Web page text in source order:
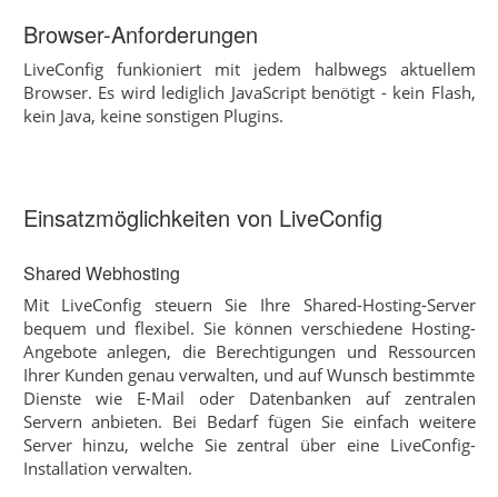
Browser-Anforderungen
LiveConfig funkioniert mit jedem halbwegs aktuellem
Browser. Es wird lediglich JavaScript benötigt - kein Flash,
kein Java, keine sonstigen Plugins.
Einsatzmöglichkeiten von LiveConfig
Shared Webhosting
Mit LiveConfig steuern Sie Ihre Shared-Hosting-Server
bequem und flexibel. Sie können verschiedene Hosting-
Angebote anlegen, die Berechtigungen und Ressourcen
Ihrer Kunden genau verwalten, und auf Wunsch bestimmte
Dienste wie E-Mail oder Datenbanken auf zentralen
Servern anbieten. Bei Bedarf fügen Sie einfach weitere
Server hinzu, welche Sie zentral über eine LiveConfig-
Installation verwalten.